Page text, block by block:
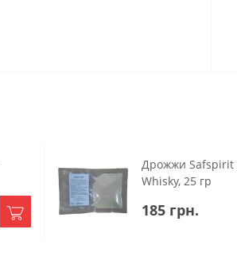
Дрожжи Safspirit
Whisky, 25 гр
185 грн.